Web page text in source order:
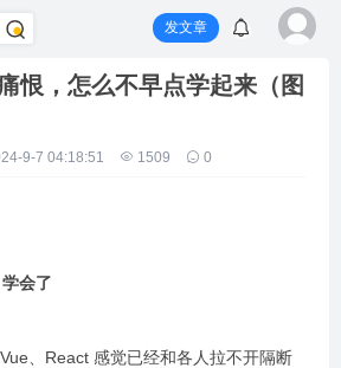
发文章
恨，怎么不早点学起来（图
9-7 04:18:51 1509 0
会了
、React 感觉已经和各人拉不开隔断